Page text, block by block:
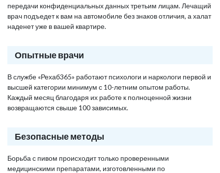
передачи конфиденциальных данных третьим лицам. Лечащий
врач подъедет к вам на автомобиле без знаков отличия, а халат
наденет уже в вашей квартире.
Опытные врачи
В службе «Рехаб365» работают психологи и наркологи первой и
высшей категории минимум с 10-летним опытом работы.
Каждый месяц благодаря их работе к полноценной жизни
возвращаются свыше 100 зависимых.
Безопасные методы
Борьба с пивом происходит только проверенными
медицинскими препаратами, изготовленными по